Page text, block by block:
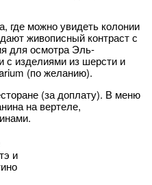
где можно увидеть колонии
живописный контраст с
для осмотра Эль-
изделиями из шерсти и
(по желанию).
(за доплату). В меню
на вертеле,